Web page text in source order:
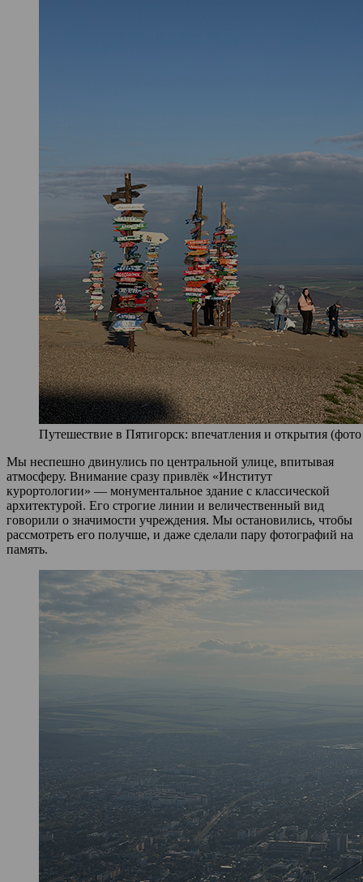
Путешествие в Пятигорск: впечатления и открытия
Мы неспешно двинулись по центральной улице, впитывая
атмосферу. Внимание сразу привлёк «Институт
курортологии» — монументальное здание с классической
архитектурой. Его строгие линии и величественный вид
говорили о значимости учреждения. Мы остановились, чтобы
рассмотреть его получше, и даже сделали пару фотографий на
память.